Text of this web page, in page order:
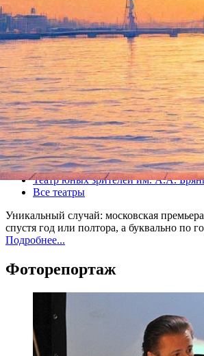
Портрет Дориана
17 апреля 2013, среда,19.00
Версия для печати
Все спектакли
Театр юных зрителей им. А.А.
Все театры
Уникальный случай: московская
спустя год или полтора, а буквально по
Подробнее...
Фоторепортаж